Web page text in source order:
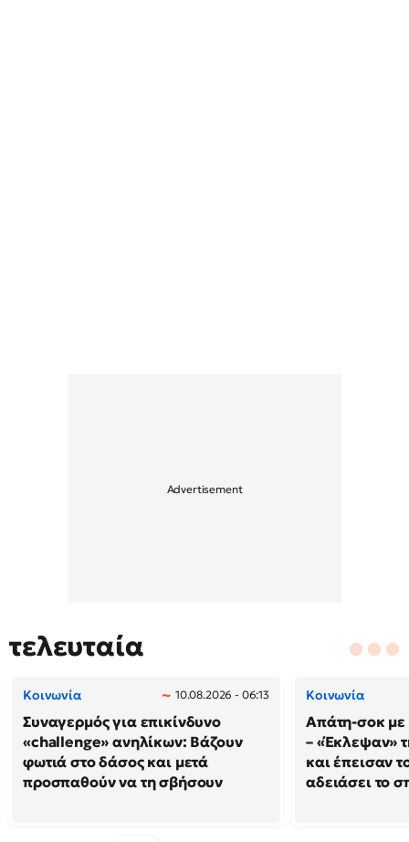
τελευταία
Κοινωνία 10.08.2026 - 06:13
Συναγερμός για επικίνδυνο
«challenge» ανηλίκων: Βάζουν
φωτιά στο δάσος και μετά
προσπαθούν να τη σβήσουν
Κοινωνία
Απάτη-σοκ με
– «Έκλεψαν»
και έπεισαν
αδειάσει το